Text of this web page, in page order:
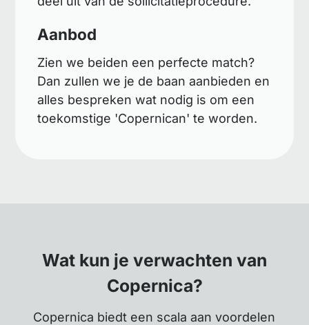
Aanbod
Zien we beiden een perfecte match?
Dan zullen we je de baan aanbieden en
alles bespreken wat nodig is om een
toekomstige 'Copernican' te worden.
Wat kun je verwachten van
Copernica?
Copernica biedt een scala aan voordelen